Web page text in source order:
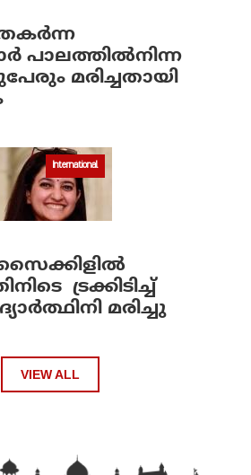
തകര്‍ന്ന
പാലത്തില്‍നിന്ന
മരിച്ചതായി
International
ട്രക്കിടിച്ച്
മരിച്ചു
VIEW ALL